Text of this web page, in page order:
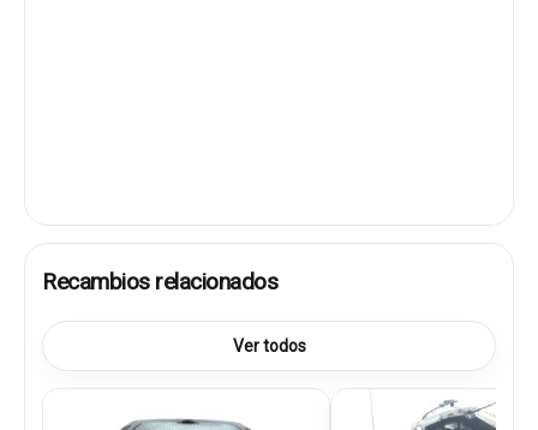
Recambios relacionados
Ver todos